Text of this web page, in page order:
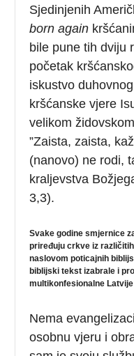
Sjedinjenih
born again
bile pune tih dviju
početak
iskustvo
kršćanske vjere
velikom
”Zaista, zaista,
(nanovo) ne rodi,
kraljevstva
3,3).
Svake godine smjernice
priređuju crkve iz
naslovom poticajnih
biblijski tekst izabrale i
multikonfesionalne Latvije
Nema
osobnu vjeru i